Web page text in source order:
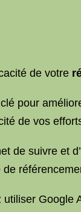
de votre
pour
de vos
de suivre et
Google